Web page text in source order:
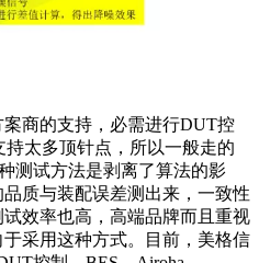
商的支持，必需进行DUT控
太多顶针点，所以一般走的
测试方法是剥离了算法的影
质与装配误差测出来，一致性
效率也高，高端品牌而且重视
采用这种方式。目前，美格信